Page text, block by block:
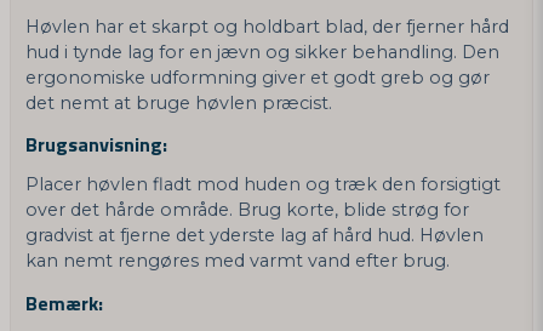
Høvlen har et skarpt og holdbart blad, der fjerner hård
hud i tynde lag for en jævn og sikker behandling. Den
ergonomiske udformning giver et godt greb og gør
det nemt at bruge høvlen præcist.
Brugsanvisning:
Placer høvlen fladt mod huden og træk den forsigtigt
over det hårde område. Brug korte, blide strøg for
gradvist at fjerne det yderste lag af hård hud. Høvlen
kan nemt rengøres med varmt vand efter brug.
Bemærk: